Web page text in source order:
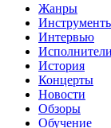
Жанры
Интервью
Исполнители
История
Концерты
Новости
Обзоры
Обучение